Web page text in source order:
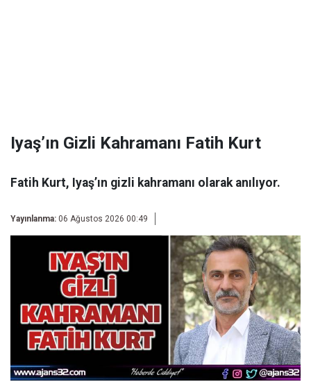
Iyaş’ın Gizli Kahramanı Fatih Kurt
Fatih Kurt, Iyaş’ın gizli kahramanı olarak anılıyor.
Yayınlanma: 06 Ağustos 2026 00:49